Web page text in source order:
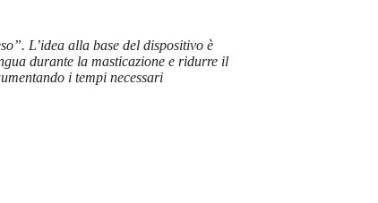
L’idea alla base del dispositivo è
durante la masticazione e ridurre il
i tempi necessari